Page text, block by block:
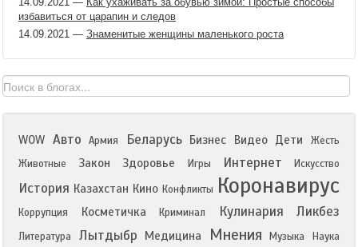
избавиться от царапин и следов
14.09.2021 — Знаменитые женщины маленького роста
WOW Авто Армия Беларусь Бизнес Видео Дети
Жесть
Животные
Закон Здоровье Игры Интернет Искусство
История Казахстан Кино Конфликты Коронавирус
Коррупция Косметичка Криминал Кулинария Ликбез
Литература Лытдыбр Медицина Мнения Музыка Наука